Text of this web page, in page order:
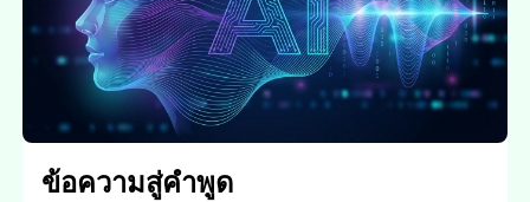
ข้อความสู่คําพูด